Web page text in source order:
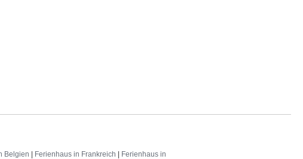
Belgien | Ferienhaus in Frankreich | Ferienhaus in